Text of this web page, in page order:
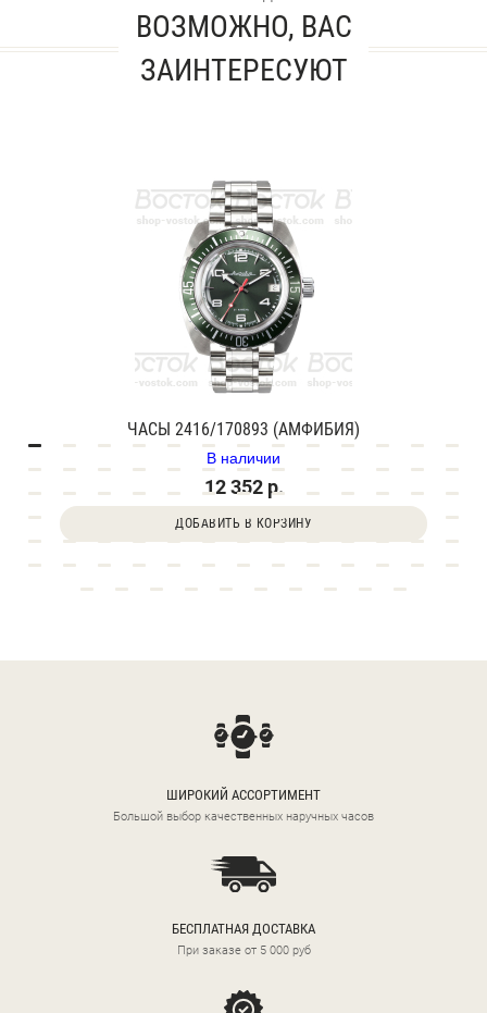
ВОЗМОЖНО, ВАС
ЗАИНТЕРЕСУЮТ
ЧАСЫ 2416/170893 (АМФИБИЯ)
В наличии
12 352 р.
ДОБАВИТЬ В КОРЗИНУ
ШИРОКИЙ АССОРТИМЕНТ
Большой выбор качественных наручных часов
БЕСПЛАТНАЯ ДОСТАВКА
При заказе от 5 000 руб